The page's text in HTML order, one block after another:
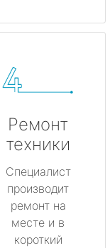
Ремонт
техники
Специалист
производит
ремонт на
месте и в
короткий